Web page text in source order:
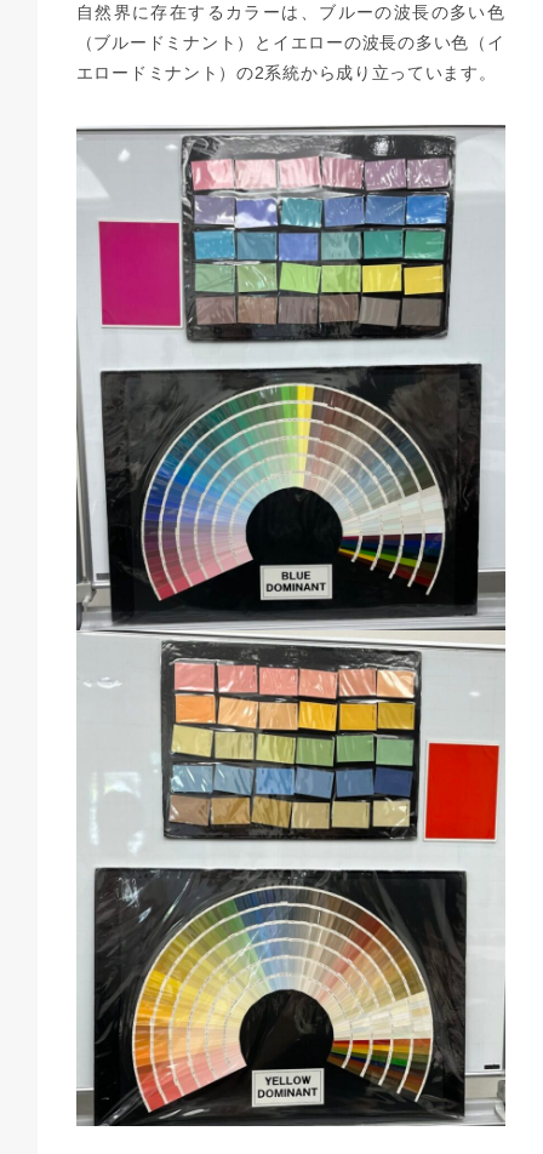
自然界に存在するカラーは、ブルーの波長の多い色
（ブルードミナント）とイエローの波長の多い色（イ
エロードミナント）の2系統から成り立っています。